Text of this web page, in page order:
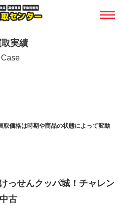
取実績
Case
価格は時期や商品の状態によって変動
っせんクッパ城！チャレン
古